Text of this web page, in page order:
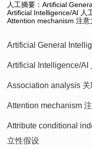
人工摘要：Artificial
Artificial Intelligence/AI 人
Attention mechanism 注意
Artificial General
Artificial Intelligence/AI
Association analysis
Attention mechanism
Attribute conditional
立性假设